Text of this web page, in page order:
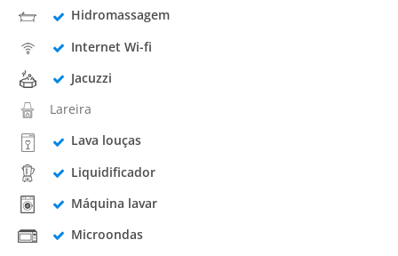
Hidromassagem
Internet Wi-fi
Jacuzzi
Lareira
Lava louças
Liquidificador
Máquina lavar
Microondas